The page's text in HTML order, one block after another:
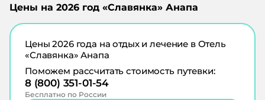
Цены на 2026 год «Славянка» Анапа
Цены2026года на отдых и лечение в Отель
«Славянка» Анапа
Поможем рассчитать стоимость путевки:
8 (800) 351-01-54
Бесплатно по России